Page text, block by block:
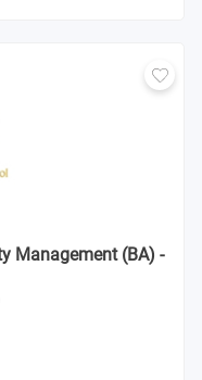
Management (BA) -